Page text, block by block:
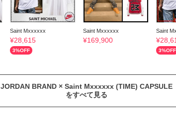
Saint Mxxxxxx
¥28,615
3%OFF
Saint Mxxxxxx
¥169,900
Saint
¥
3%OFF
JORDAN BRAND × Saint Mxxxxxx (TIME) CAPSULE
をすべて見る